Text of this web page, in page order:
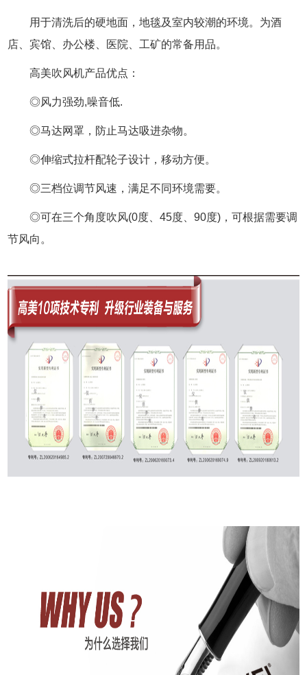
用于清洗后的硬地面，地毯及室内较潮的环境。为酒
店、宾馆、办公楼、医院、工矿的常备用品。
高美吹风机产品优点：
◎风力强劲,噪音低.
◎马达网罩，防止马达吸进杂物。
◎伸缩式拉杆配轮子设计，移动方便。
◎三档位调节风速，满足不同环境需要。
◎可在三个角度吹风(0度、45度、90度)，可根据需要调
节风向。